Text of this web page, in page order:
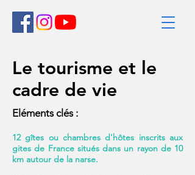
Le tourisme et le
cadre de vie
Eléments clés :
12 gîtes ou chambres d'hôtes inscrits aux
gites de France situés dans un rayon de 10
km autour de la narse.